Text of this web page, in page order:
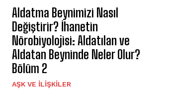
Aldatma Beynimizi Nasıl
Değiştirir? İhanetin
Nörobiyolojisi: Aldatılan ve
Aldatan Beyninde Neler Olur?
Bölüm 2
AŞK VE İLIŞKILER